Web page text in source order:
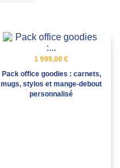
1 999,00 €
Pack office goodies : carnets,
mugs, stylos et mange-debout
personnalisé